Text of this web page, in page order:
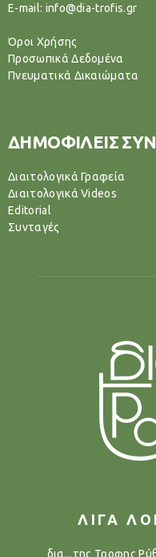
E-mail: info@dia-trofis.gr
Όροι Χρήσης
Προσωπικά Δεδομένα
Πνευματικά Δικαιώματα
ΔΗΜΟΦΙΛΕΙΣ
Διαιτολογικά Γραφεία
Διαιτολογικά Videos
Editorial
Συνταγές
ΛΙΓΑ
δια...της Τροφης